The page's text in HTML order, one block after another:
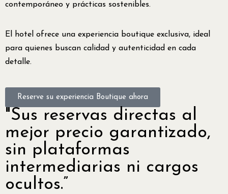
contemporáneo y prácticas sostenibles.
El hotel ofrece una experiencia boutique exclusiva, ideal
para quienes buscan calidad y autenticidad en cada
detalle.
Reserve su experiencia Boutique ahora
"Sus reservas directas al
mejor precio garantizado,
sin plataformas
intermediarias ni cargos
ocultos.”